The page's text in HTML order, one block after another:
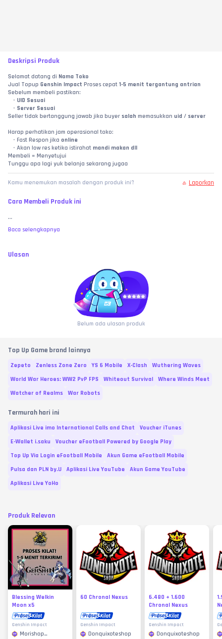
Deskripsi Produk
Selamat datang di Nama Toko
Jual Topup Genshin Impact Proses cepat 1-5 menit tergantung antrian
Sebelum membeli pastikan:
UID Sesuai
Server Sesuai
Seller tidak bertanggung jawab jika buyer salah memasukkan uid / server
Harap perhatikan jam operasional toko:
Fast Respon jika online
Akan low res ketika istirahat mandi makan dll
Membeli = Menyetujui
Tunggu apa lagi yuk belanja sekarang jugaa
Kamu menemukan masalah dengan produk ini? Laporkan
Cara Membeli Produk ini
...
Baca selengkapnya
Ulasan
Belum ada ulasan produk
Top Up Game brand lainnya
Zepeto Zenless Zone Zero YS 6 Mobile X-Clash
Wuthering Waves
World War Heroes: WW2 PvP FPS
Whiteout Survival
Where Winds Meet
Watcher of Realms
War Robots
Termurah hari ini
Aplikasi Live imo International Calls and Chat
Voucher iTunes
E-Wallet i.saku
Voucher eFootball Powered by Google Play
Top Up Via Login eFootball Mobile
Akun Game eFootball Mobile
Pulsa dan PLN by.U
Aplikasi Live YouTube
Akun Game YouTube
Aplikasi Live YoHo
Produk Relevan
Blessing Welkin
Moon x5
Genshin Impact
Morishop
60 Chronal Nexus
Genshin Impact
Donquixoteshop
6.480 + 1.600
Chronal Nexus
Genshin Impact
Donquixoteshop